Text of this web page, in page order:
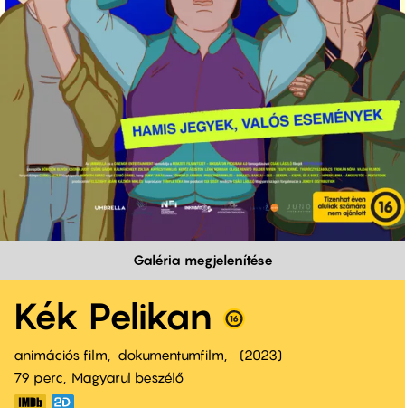
Galéria megjelenítése
Kék Pelikan
animációs film dokumentumfilm
2023
79 perc,
Magyarul beszélő